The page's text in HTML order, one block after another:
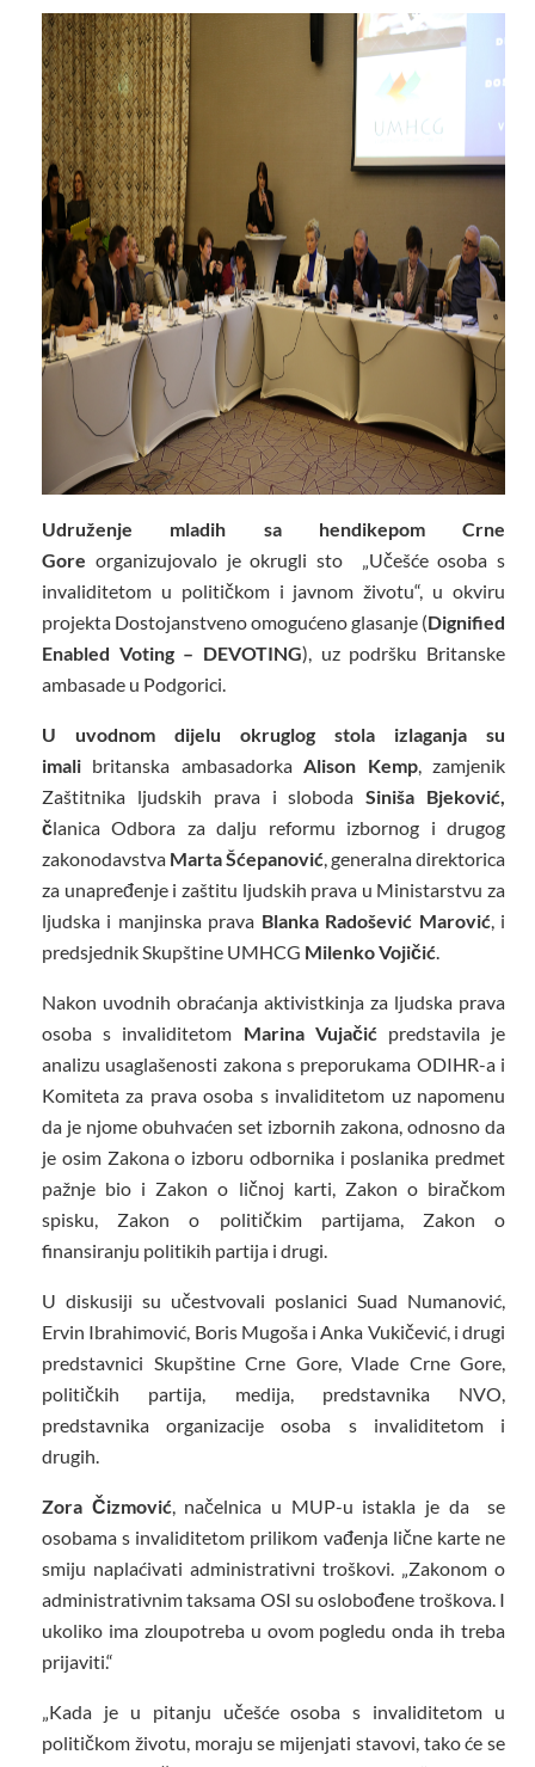
Udruženje mladih sa hendikepom Crne
Gore organizujovalo je okrugli sto „Učešće osoba s
invaliditetom u političkom i javnom životu“, u okviru
projekta Dostojanstveno omogućeno glasanje (Dignified
Enabled Voting – DEVOTING), uz podršku Britanske
ambasade u Podgorici.
U uvodnom dijelu okruglog stola izlaganja su
imali britanska ambasadorkaAlison Kemp, zamjenik
Zaštitnika ljudskih prava i slobodaSiniša Bjeković,
članica Odbora za dalju reformu izbornog i drugog
zakonodavstva Marta Šćepanović, generalna direktorica
za unapređenje i zaštitu ljudskih prava u Ministarstvu za
ljudska i manjinska prava Blanka Radošević Marović, i
predsjednik Skupštine UMHCG Milenko Vojičić.
Nakon uvodnih obraćanja aktivistkinja za ljudska prava
osoba s invaliditetom Marina Vujačićpredstavila je
analizu usaglašenosti zakona s preporukama ODIHR-a i
Komiteta za prava osoba s invaliditetom uz napomenu
da je njome obuhvaćen set izbornih zakona, odnosno da
je osim Zakona o izboru odbornika i poslanika predmet
pažnje bio i Zakon o ličnoj karti, Zakon o biračkom
spisku, Zakon o političkim partijama, Zakon o
finansiranju politikih partija i drugi.
U diskusiji su učestvovali poslanici Suad Numanović,
Ervin Ibrahimović, Boris Mugoša i Anka Vukičević, i drugi
predstavnici Skupštine Crne Gore, Vlade Crne Gore,
političkih partija, medija, predstavnika NVO,
predstavnika organizacije osoba s invaliditetom i
drugih.
Zora Čizmović, načelnica u MUP-u istakla je da se
osobama s invaliditetom prilikom vađenja lične karte ne
smiju naplaćivati administrativni troškovi. „Zakonom o
administrativnim taksama OSI su oslobođene troškova. I
ukoliko ima zloupotreba u ovom pogledu onda ih treba
prijaviti.“
„Kada je u pitanju učešće osoba s invaliditetom u
političkom životu, moraju se mijenjati stavovi, tako će se